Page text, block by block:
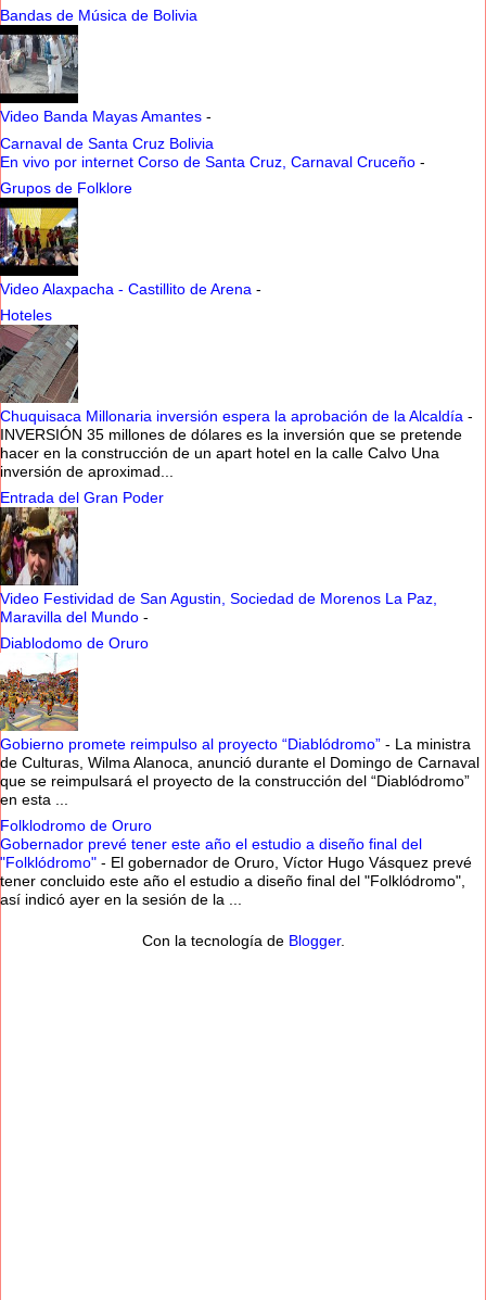
Bandas de Música de Bolivia
Video Banda Mayas Amantes -
Carnaval de Santa Cruz Bolivia
En vivo por internet Corso de Santa Cruz, Carnaval Cruceño -
Grupos de Folklore
Video Alaxpacha - Castillito de Arena -
Hoteles
Chuquisaca Millonaria inversión espera la aprobación de la Alcaldía -
INVERSIÓN 35 millones de dólares es la inversión que se pretende
hacer en la construcción de un apart hotel en la calle Calvo Una
inversión de aproximad...
Entrada del Gran Poder
Video Festividad de San Agustin, Sociedad de Morenos La Paz,
Maravilla del Mundo -
Diablodomo de Oruro
Gobierno promete reimpulso al proyecto “Diablódromo” - La ministra
de Culturas, Wilma Alanoca, anunció durante el Domingo de Carnaval
que se reimpulsará el proyecto de la construcción del “Diablódromo”
en esta ...
Folklodromo de Oruro
Gobernador prevé tener este año el estudio a diseño final del
"Folklódromo" - El gobernador de Oruro, Víctor Hugo Vásquez prevé
tener concluido este año el estudio a diseño final del "Folklódromo",
así indicó ayer en la sesión de la ...
Con la tecnología de Blogger.